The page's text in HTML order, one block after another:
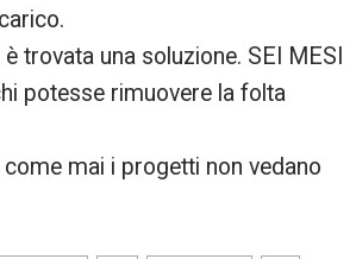
trovata una soluzione. SEI MESI
potesse rimuovere la folta
mai i progetti non vedano